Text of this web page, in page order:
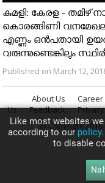
കുമളി: കേരള -
കൊരങ്ങിണി
എണ്ണം ഒന്‍പതായി
വരുന്നുണ്ടെങ്കിലും
Published on March 12,
About Us Career
Us
Feedback Privacy
© Copyright 2018
Like most websites
according to ourpolicy.
to disable